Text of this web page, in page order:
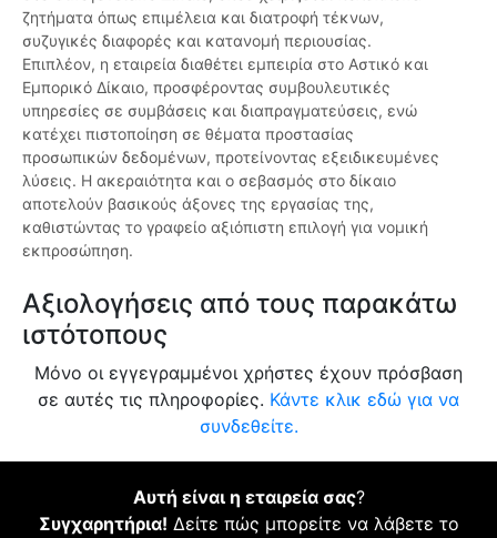
ζητήματα όπως επιμέλεια και διατροφή τέκνων,
συζυγικές διαφορές και κατανομή περιουσίας.
Επιπλέον, η εταιρεία διαθέτει εμπειρία στο Αστικό και
Εμπορικό Δίκαιο, προσφέροντας συμβουλευτικές
υπηρεσίες σε συμβάσεις και διαπραγματεύσεις, ενώ
κατέχει πιστοποίηση σε θέματα προστασίας
προσωπικών δεδομένων, προτείνοντας εξειδικευμένες
λύσεις. Η ακεραιότητα και ο σεβασμός στο δίκαιο
αποτελούν βασικούς άξονες της εργασίας της,
καθιστώντας το γραφείο αξιόπιστη επιλογή για νομική
εκπροσώπηση.
Αξιολογήσεις από τους παρακάτω
ιστότοπους
Μόνο οι εγγεγραμμένοι χρήστες έχουν πρόσβαση
σε αυτές τις πληροφορίες. Κάντε κλικ εδώ για να
συνδεθείτε.
Αυτή είναι η εταιρεία σας?
Συγχαρητήρια! Δείτε πώς μπορείτε να λάβετε το